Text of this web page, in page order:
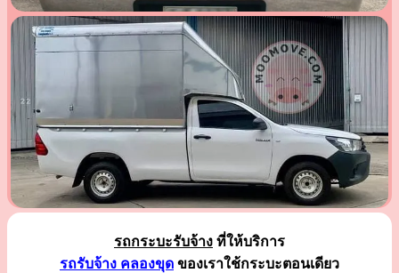
รถกระบะรับจ้าง ที่ให้บริการ
รถรับจ้าง คลองขุด ของเราใช้กระบะตอนเดียว